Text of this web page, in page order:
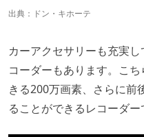
出典： ドン・キホーテ
カーアクセサリーも充実
コーダーもあります。こ
きる200万画素、さらに前
ることができるレコーダー